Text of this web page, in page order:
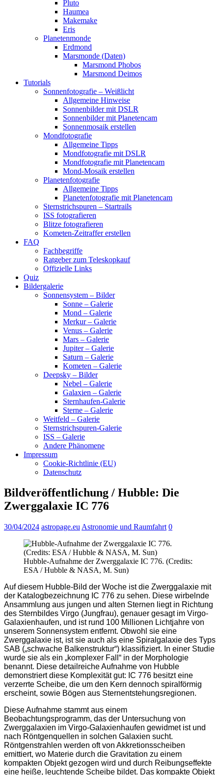
Pluto
Haumea
Makemake
Eris
Planetenmonde
Erdmond
Marsmonde (Daten)
Marsmond Phobos
Marsmond Deimos
Tutorials
Sonnenfotografie – Weißlicht
Allgemeine Hinweise
Sonnenbilder mit DSLR
Sonnenbilder mit Planetencam
Sonnenmosaik erstellen
Mondfotografie
Allgemeine Tipps
Mondfotografie mit DSLR
Mondfotografie mit Planetencam
Mond-Mosaik erstellen
Planetenfotografie
Allgemeine Tipps
Planetenfotografie mit Planetencam
Sternstrichspuren – Startrails
ISS fotografieren
Blitze fotografieren
Kometen-Zeitraffer erstellen
FAQ
Fachbegriffe
Ratgeber zum Teleskopkauf
Offizielle Links
Quiz
Bildergalerie
Sonnensystem – Bilder
Sonne – Galerie
Mond – Galerie
Merkur – Galerie
Venus – Galerie
Mars – Galerie
Jupiter – Galerie
Saturn – Galerie
Kometen – Galerie
Deepsky – Bilder
Nebel – Galerie
Galaxien – Galerie
Sternhaufen-Galerie
Sterne – Galerie
Weitfeld – Galerie
Sternstrichspuren-Galerie
ISS – Galerie
Andere Phänomene
Impressum
Cookie-Richtlinie (EU)
Datenschutz
Bildveröffentlichung / Hubble: Die
Zwerggalaxie IC 776
30/04/2024 astropage.eu Astronomie und Raumfahrt 0
Hubble-Aufnahme der Zwerggalaxie IC 776. (Credits:
ESA / Hubble & NASA, M. Sun)
Auf diesem Hubble-Bild der Woche ist die Zwerggalaxie mit
der Katalogbezeichnung IC 776 zu sehen. Diese wirbelnde
Ansammlung aus jungen und alten Sternen liegt in Richtung
des Sternbildes Virgo (Jungfrau), genauer gesagt im Virgo-
Galaxienhaufen, und ist rund 100 Millionen Lichtjahre von
unserem Sonnensystem entfernt. Obwohl sie eine
Zwerggalaxie ist, ist sie auch als eine Spiralgalaxie des Typs
SAB („schwache Balkenstruktur“) klassifiziert. In einer Studie
wurde sie als ein „komplexer Fall“ in der Morphologie
benannt. Diese detailreiche Aufnahme von Hubble
demonstriert diese Komplexität gut: IC 776 besitzt eine
verzerrte Scheibe, die um den Kern dennoch spiralförmig
erscheint, sowie Bögen aus Sternentstehungsregionen.
Diese Aufnahme stammt aus einem
Beobachtungsprogramm, das der Untersuchung von
Zwerggalaxien im Virgo-Galaxienhaufen gewidmet ist und
nach Röntgenquellen in solchen Galaxien sucht.
Röntgenstrahlen werden oft von Akkretionsscheiben
emittiert, wo Materie durch die Gravitation zu einem
kompakten Objekt gezogen wird und durch Reibungseffekte
eine heiße, leuchtende Scheibe bildet. Das kompakte Objekt